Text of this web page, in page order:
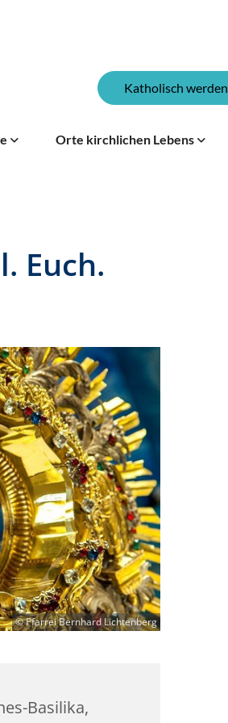
Katholisch werden
Orte kirchlichen Lebens
Euch.
© Pfarrei Bernhard Lichtenberg
Basilika,